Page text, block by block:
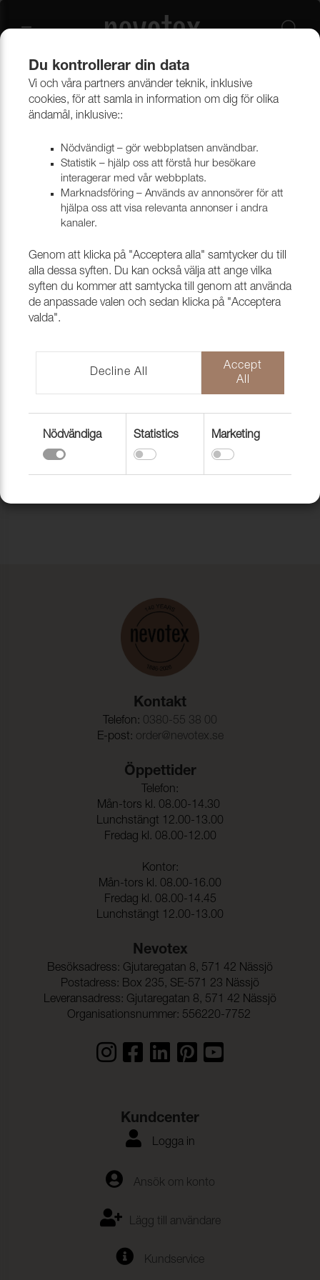
Övrigt Emballage & Papp
Filtrera
Kontakt
Telefon: 0380-55 38 00
E-post: order@nevotex.se
Öppettider
Telefon:
Mån-tors kl. 08.00-14.30
Lunchstängt 12.00-13.00
Fredag kl. 08.00-12.00
Kontor:
Mån-tors kl. 08.00-16.00
Fredag kl. 08.00-14.45
Lunchstängt 12.00-13.00
Nevotex
Besöksadress: Gjutaregatan 8, 571 42 Nässjö
Postadress: Box 235, SE-571 23 Nässjö
Leveransadress: Gjutaregatan 8, 571 42 Nässjö
Organisationsnummer: 556220-7752
Kundcenter
Logga in
Ansök om konto
Lägg till användare
Kundservice
Du kontrollerar din data
Vi och våra partners använder teknik, inklusive
cookies, för att samla in information om dig för olika
ändamål, inklusive::
Nödvändigt – gör webbplatsen användbar.
Statistik – hjälp oss att förstå hur besökare
interagerar med vår webbplats.
Marknadsföring – Används av annonsörer för att
hjälpa oss att visa relevanta annonser i andra
kanaler.
Genom att klicka på "Acceptera alla" samtycker du till
alla dessa syften. Du kan också välja att ange vilka
syften du kommer att samtycka till genom att använda
de anpassade valen och sedan klicka på "Acceptera
valda".
Decline All
Accept
All
Nödvändiga Statistics Marketing